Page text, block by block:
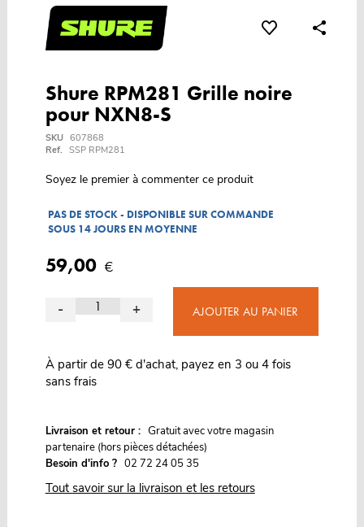
Shure RPM281 Grille noire
pour NXN8-S
SKU 607868
Ref. SSP RPM281
Soyez le premier à commenter ce produit
PAS DE STOCK - DISPONIBLE SUR COMMANDE
SOUS 14 JOURS EN MOYENNE
59,00 €
- + AJOUTER AU PANIER
À partir de 90 € d'achat, payez en 3 ou 4 fois
sans frais
Livraison et retour : Gratuit avec votre magasin
partenaire (hors pièces détachées)
Besoin d'info ? 02 72 24 05 35
Tout savoir sur la livraison et les retours